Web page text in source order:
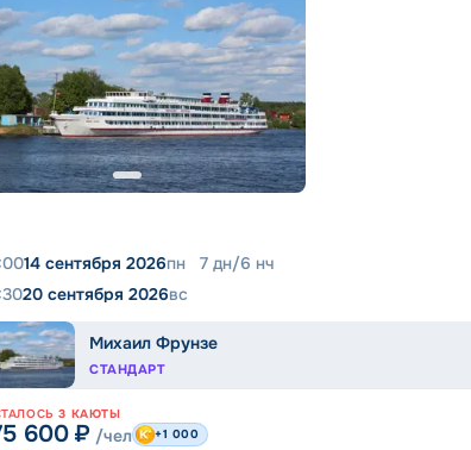
14 сентября 2026пн 7 дн/6 нч
20 сентября 2026вс
Михаил Фрунзе
СТАНДАРТ
3 КАЮТЫ
600 ₽ /чел +1 000